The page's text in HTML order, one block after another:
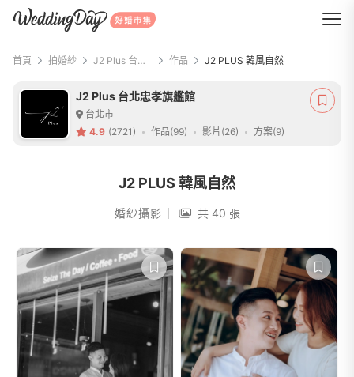
WeddingDay 好婚市集
首頁 拍婚紗 J2 Plus 台北忠孝旗艦館 作品 J2 PLUS 韓風自然
J2 Plus 台北忠孝旗艦館
台北市
4.9 (2721) 作品(99) 影片(26) 方案(9)
J2 PLUS 韓風自然
婚紗攝影 共 40 張